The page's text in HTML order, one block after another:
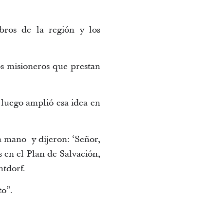
de la región y los
misioneros que prestan
amplió esa idea en
y dijeron: ‘Señor,
en el Plan de Salvación,